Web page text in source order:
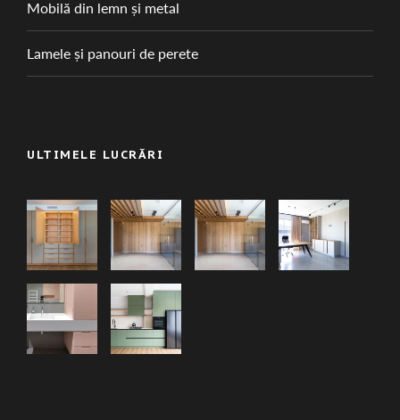
Mobilă din lemn și metal
Lamele și panouri de perete
ULTIMELE LUCRĂRI